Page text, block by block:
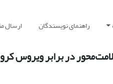
راهنمای نویسندگان ارسال
در برابر ویروس